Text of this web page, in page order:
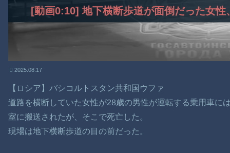
[動画0:10] 地下横断歩道が面倒だった女
2025.08.17
【ロシア】バシコルトスタン共和国ウファ
道路を横断していた女性が28歳の男性が運転する乗用車に
室に搬送されたが、そこで死亡した。
現場は地下横断歩道の目の前だった。